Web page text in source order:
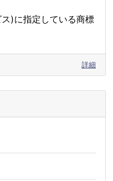
)に指定している商標
詳細